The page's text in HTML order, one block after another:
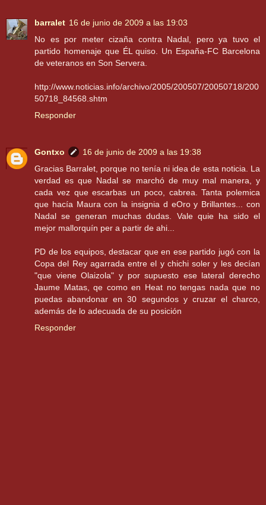
barralet 16 de junio de 2009 a las 19:03
No es por meter cizaña contra Nadal, pero ya tuvo el
partido homenaje que ÉL quiso. Un España-FC Barcelona
de veteranos en Son Servera.
http://www.noticias.info/archivo/2005/200507/20050718/200
50718_84568.shtm
Responder
Gontxo
16 de junio de 2009 a las 19:38
Gracias Barralet, porque no tenía ni idea de esta noticia. La
verdad es que Nadal se marchó de muy mal manera, y
cada vez que escarbas un poco, cabrea. Tanta polemica
que hacía Maura con la insignia d eOro y Brillantes... con
Nadal se generan muchas dudas. Vale quie ha sido el
mejor mallorquín per a partir de ahi...
PD de los equipos, destacar que en ese partido jugó con la
Copa del Rey agarrada entre el y chichi soler y les decían
"que viene Olaizola" y por supuesto ese lateral derecho
Jaume Matas, qe como en Heat no tengas nada que no
puedas abandonar en 30 segundos y cruzar el charco,
además de lo adecuada de su posición
Responder